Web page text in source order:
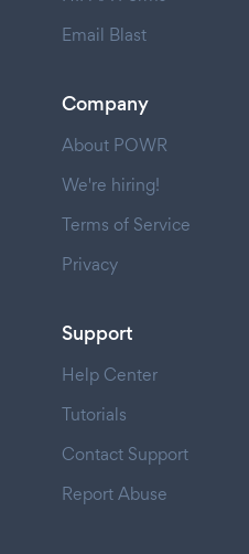
Email Blast
Company
About POWR
We're hiring!
Terms of Service
Privacy
Support
Help Center
Tutorials
Contact Support
Report Abuse